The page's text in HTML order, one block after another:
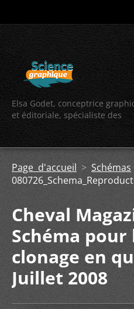
Elsa Godet, conceptrice
et éditoriale, spécialiste des
Page d'accueil > Schémas
Cheval
Schéma
clonage en
Juillet 2008